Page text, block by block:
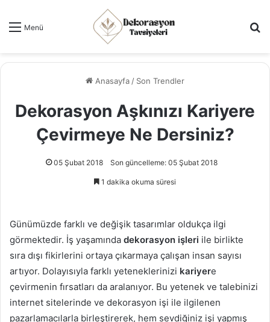
Menü
Anasayfa / Son Trendler
Dekorasyon Aşkınızı Kariyere
Çevirmeye Ne Dersiniz?
05 Şubat 2018 Son güncelleme: 05 Şubat 2018
1 dakika okuma süresi
Günümüzde farklı ve değişik tasarımlar oldukça ilgi
görmektedir. İş yaşamında dekorasyon işleri ile birlikte
sıra dışı fikirlerini ortaya çıkarmaya çalışan insan sayısı
artıyor. Dolayısıyla farklı yeteneklerinizi kariyere
çevirmenin fırsatları da aralanıyor. Bu yetenek ve talebinizi
internet sitelerinde ve dekorasyon işi ile ilgilenen
pazarlamacılarla birleştirerek, hem sevdiğiniz işi yapmış